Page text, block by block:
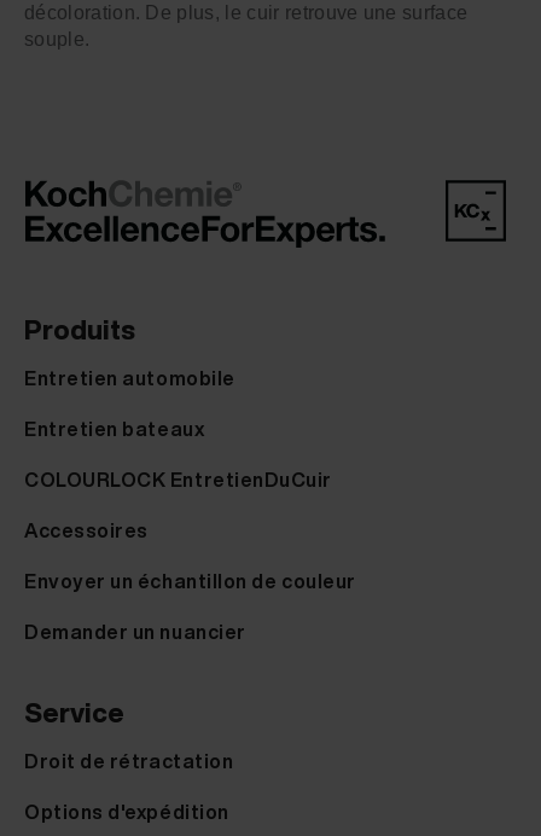
décoloration. De plus, le cuir retrouve une surface
souple.
Produits
Entretien automobile
Entretien bateaux
COLOURLOCK EntretienDuCuir
Accessoires
Envoyer un échantillon de couleur
Demander un nuancier
Service
Droit de rétractation
Options d'expédition